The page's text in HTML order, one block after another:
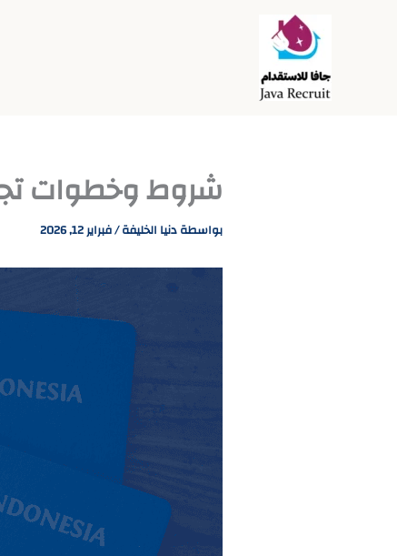
شروط وخطوات
بواسطةدنيا الخليفة/فبراير 12, 2026